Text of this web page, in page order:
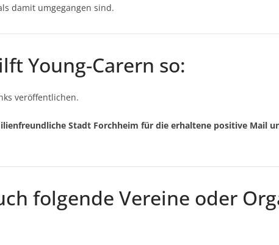
damit umgegangen sind.
Young-Carern so:
veröffentlichen.
Stadt Forchheim für die erhaltene positive Mail
folgende Vereine oder